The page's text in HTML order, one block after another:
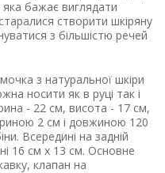
яка бажає виглядати
створити шкіряну
з більшістю речей
з натуральної шкіри
носити як в руці так і
- 22 см, висота - 17 см,
2 см і довжиною 120
Всередині на задній
16 см х 13 см. Основне
клапан на